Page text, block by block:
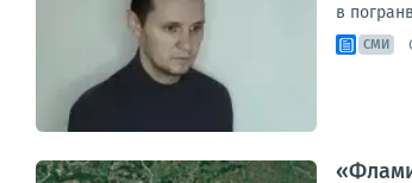
в
СМИ